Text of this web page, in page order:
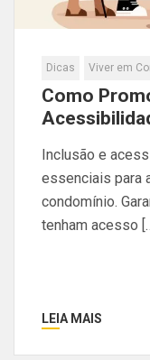
Dicas Viver em
Como
Inclusão e
essenciais para
condomínio.
tenham acesso
LEIA MAIS